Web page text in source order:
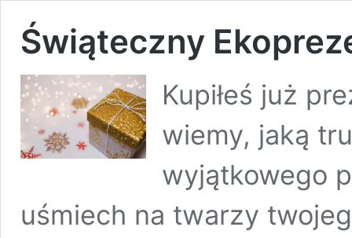
Świąteczny
Kupiłeś już
wiemy, jaką
wyjątkowego
uśmiech na twarzy